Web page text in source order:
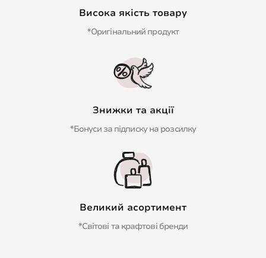
Висока якість товару
*Оригінальний продукт
Знижки та акції
*Бонуси за підписку на розсилку
Великий асортимент
*Світові та крафтові бренди